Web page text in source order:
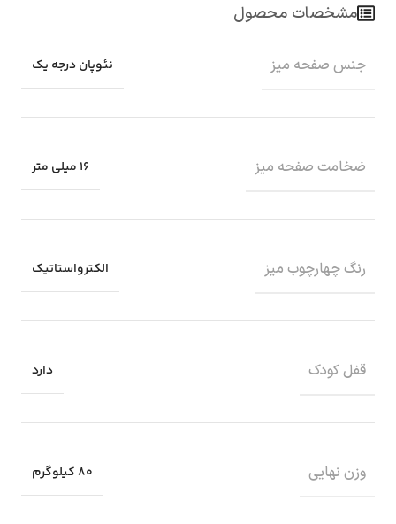
مشخصات محصول
جنس صفحه میز نئوپان درجه یک
ضخامت صفحه میز 16 میلی متر
رنگ چهارچوب میز الکترواستاتیک
قفل کودک دارد
وزن نهایی 80 کیلوگرم